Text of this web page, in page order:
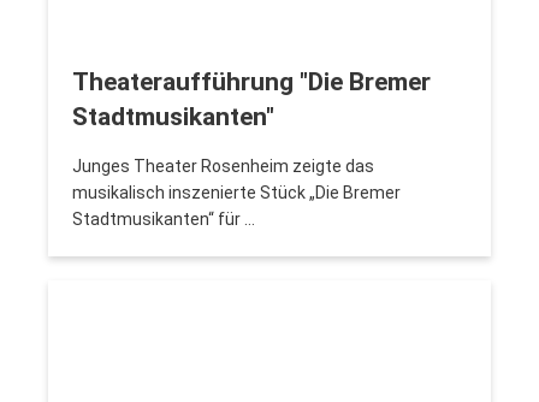
Theateraufführung "Die Bremer
Stadtmusikanten"
Junges Theater Rosenheim zeigte das
musikalisch inszenierte Stück „Die Bremer
Stadtmusikanten“ für …